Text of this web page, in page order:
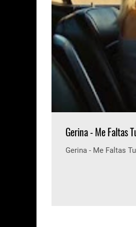
Gerina - Me Faltas
Gerina - Me Faltas